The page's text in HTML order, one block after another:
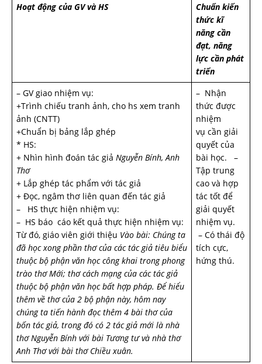
Hoạt động của GVvà HS
Chuẩn kiến
thức kĩ
năng cần
đạt, năng
lực cần phát
triển
– GV giao nhiệm vụ:
+Trình chiếu tranh ảnh, cho hs xem tranh
ảnh (CNTT)
+Chuẩn bị bảng lắp ghép
* HS:
+ Nhìn hình đoán tác giả Nguyễn Bính, Anh
Thơ
+ Lắp ghép tác phẩm với tác giả
+ Đọc, ngâm thơ liên quan đến tác giả
– HS thực hiện nhiệm vụ:
– HS báo cáo kết quả thực hiện nhiệm vụ:
Từ đó, giáo viên giới thiệu Vào bài: Chúng ta
đã học xong phần thơ của các tác giả tiêu biểu
thuộc bộ phận văn học công khai trong phong
trào thơ Mới; thơ cách mạng của các tác giả
thuộc bộ phận văn học bất hợp pháp. Để hiểu
thêm về thơ của 2 bộ phận này, hôm nay
chúng ta tiến hành đọc thêm 4 bài thơ của
bốn tác giả, trong đó có 2 tác giả mới là nhà
thơ Nguyễn Bính với bài Tương tư và nhà thơ
Anh Thơ với bài thơ Chiều xuân.
– Nhận
thức được
nhiệm
vụ cần giải
quyết của
bài học. –
Tập trung
cao và hợp
tác tốt để
giải quyết
nhiệm vụ.
– Có thái độ
tích cực,
hứng thú.